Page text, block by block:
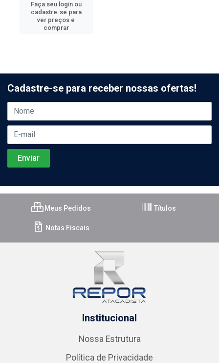
Faça seu login ou
cadastre-se para
ver preços e
comprar
Cadastre-se para receber nossas ofertas!
Meus Pedidos Títulos
Notas Fiscais
Institucional
Nossa Estrutura
Política de Privacidade